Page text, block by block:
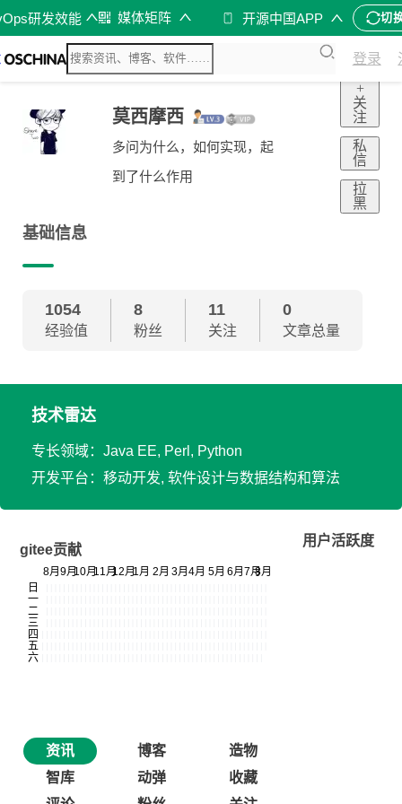
研发效能 媒体矩阵 开源中国APP 切
登录
莫西摩西
多问为什么，如何实现，起
到了什么作用
+
关
注
私
信
拉
黑
基础信息
1054
经验值
8
粉丝
11
关注
0
文章总量
技术雷达
专长领域：Java EE, Perl, Python
开发平台：移动开发, 软件设计与数据结构和算法
gitee贡献
用户活跃度
资讯 博客
造物
智库
动弹
收藏